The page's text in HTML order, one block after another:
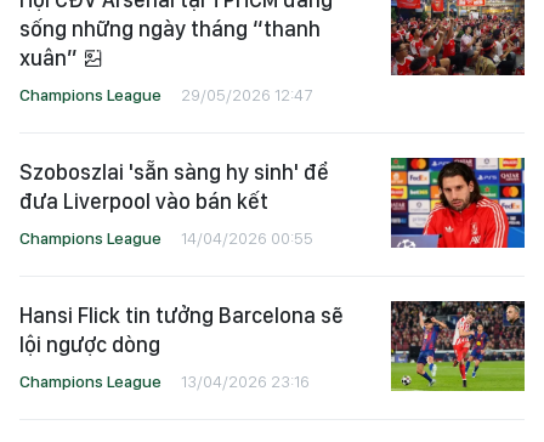
sống những ngày tháng “thanh
xuân”
Champions League 29/05/2026 12:47
Szoboszlai 'sẵn sàng hy sinh' để
đưa Liverpool vào bán kết
Champions League 14/04/2026 00:55
Hansi Flick tin tưởng Barcelona sẽ
lội ngược dòng
Champions League 13/04/2026 23:16